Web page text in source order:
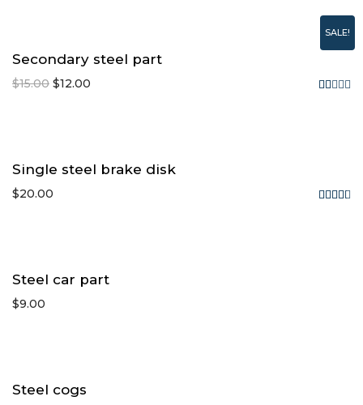
out
of 5
SALE!
Secondary steel part
$15.00 $12.00
Single steel brake disk
$20.00
Steel car part
$9.00
Steel cogs